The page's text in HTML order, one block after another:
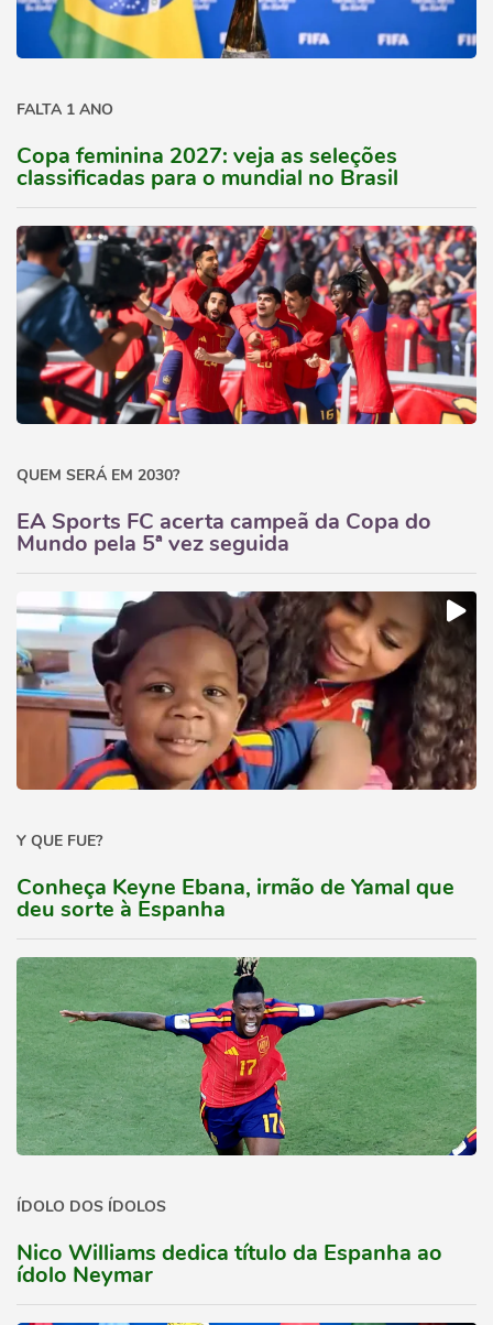
FALTA 1 ANO
Copa feminina 2027: veja as seleções
classificadas para o mundial no Brasil
QUEM SERÁ EM 2030?
EA Sports FC acerta campeã da Copa do
Mundo pela 5ª vez seguida
Y QUE FUE?
Conheça Keyne Ebana, irmão de Yamal que
deu sorte à Espanha
ÍDOLO DOS ÍDOLOS
Nico Williams dedica título da Espanha ao
ídolo Neymar